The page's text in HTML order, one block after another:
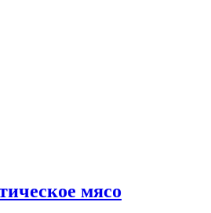
мясо